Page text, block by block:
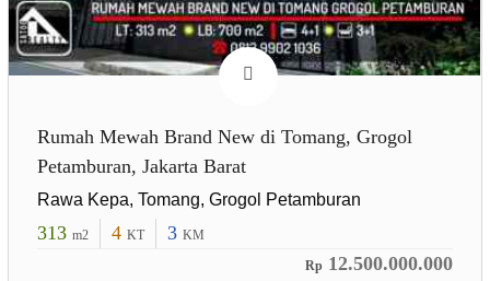
Rumah Mewah Brand New di Tomang, Grogol
Petamburan, Jakarta Barat
Rawa Kepa, Tomang, Grogol Petamburan
313 m2 4 KT 3 KM
Rp 12.500.000.000